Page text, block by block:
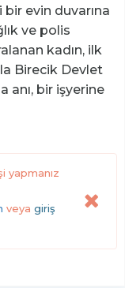
evin duvarına
ve polis
kadın, ilk
Birecik Devlet
anı, bir işyerine
yapmanız
veya giriş